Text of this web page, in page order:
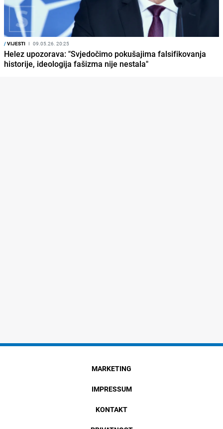
/VIJESTI I 09.05.26. 20:25
Helez upozorava: "Svjedočimo pokušajima falsifikovanja
historije, ideologija fašizma nije nestala"
MARKETING
IMPRESSUM
KONTAKT